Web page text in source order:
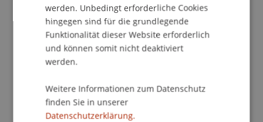
Lerninhalte:
• Einführung in KI-Use Cases im Marketing
• Anwendungsbeispiele für KI im Content
Marketing (digital & print)
• Strategien zur Automatisierung von
Marketingkampagnen mit KI
• Methoden zur Kundensegmentierung durch KI
werden. Unbedingt erforderliche Cookies
hingegen sind für die grundlegende
Funktionalität dieser Website erforderlich
und können somit nicht deaktiviert
werden.
Weitere Informationen zum Datenschutz
finden Sie in unserer
Datenschutzerklärung.